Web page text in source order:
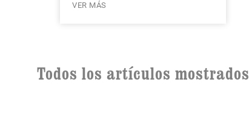
VER MÁS
Todos los artículos mostrados